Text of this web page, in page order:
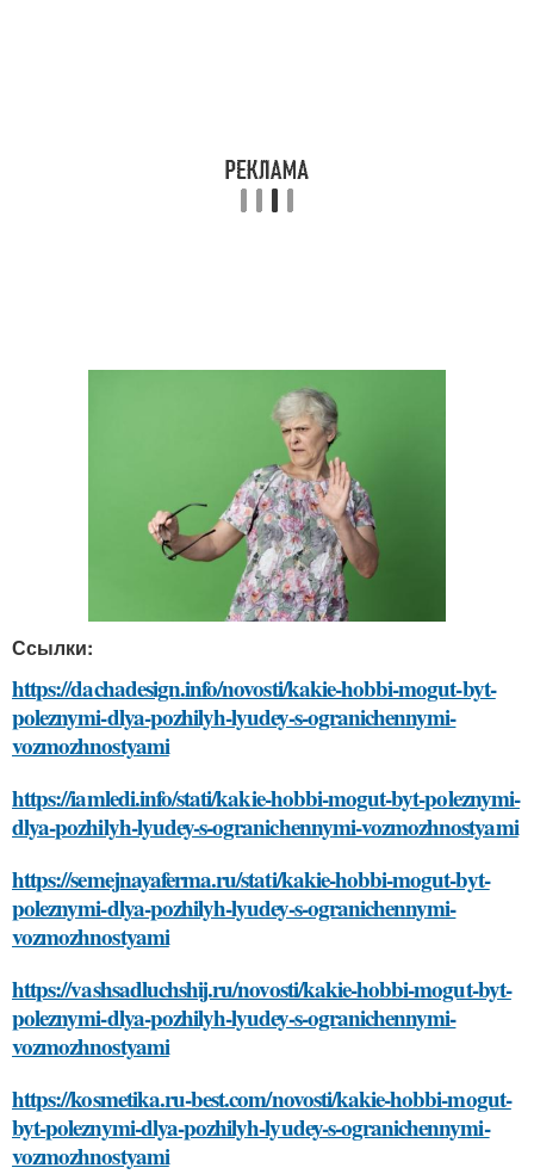
Ссылки:
https://dachadesign.info/novosti/kakie-hobbi-mogut-byt-
poleznymi-dlya-pozhilyh-lyudey-s-ogranichennymi-
vozmozhnostyami
https://iamledi.info/stati/kakie-hobbi-mogut-byt-poleznymi-
dlya-pozhilyh-lyudey-s-ogranichennymi-vozmozhnostyami
https://semejnayaferma.ru/stati/kakie-hobbi-mogut-byt-
poleznymi-dlya-pozhilyh-lyudey-s-ogranichennymi-
vozmozhnostyami
https://vashsadluchshij.ru/novosti/kakie-hobbi-mogut-byt-
poleznymi-dlya-pozhilyh-lyudey-s-ogranichennymi-
vozmozhnostyami
https://kosmetika.ru-best.com/novosti/kakie-hobbi-mogut-
byt-poleznymi-dlya-pozhilyh-lyudey-s-ogranichennymi-
vozmozhnostyami